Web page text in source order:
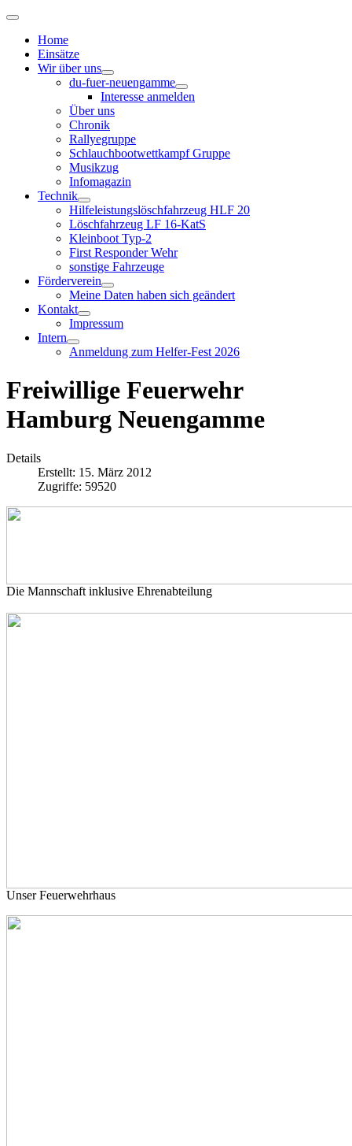
Home
Einsätze
Wir über uns
du-fuer-neuengamme
Interesse anmelden
Über uns
Chronik
Rallyegruppe
Schlauchbootwettkampf Gruppe
Musikzug
Infomagazin
Technik
Hilfeleistungslöschfahrzeug HLF 20
Löschfahrzeug LF 16-KatS
Kleinboot Typ-2
First Responder Wehr
sonstige Fahrzeuge
Förderverein
Meine Daten haben sich geändert
Kontakt
Impressum
Intern
Anmeldung zum Helfer-Fest 2026
Freiwillige Feuerwehr
Hamburg Neuengamme
Details
Erstellt: 15. März 2012
Zugriffe: 59520
Die Mannschaft inklusive Ehrenabteilung
Unser Feuerwehrhaus